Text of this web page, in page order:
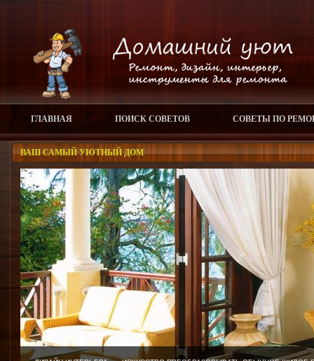
ГЛАВНАЯ ПОИСК СОВЕТОВ СОВЕТЫ ПО
ВАШ САМЫЙ УЮТНЫЙ ДОМ